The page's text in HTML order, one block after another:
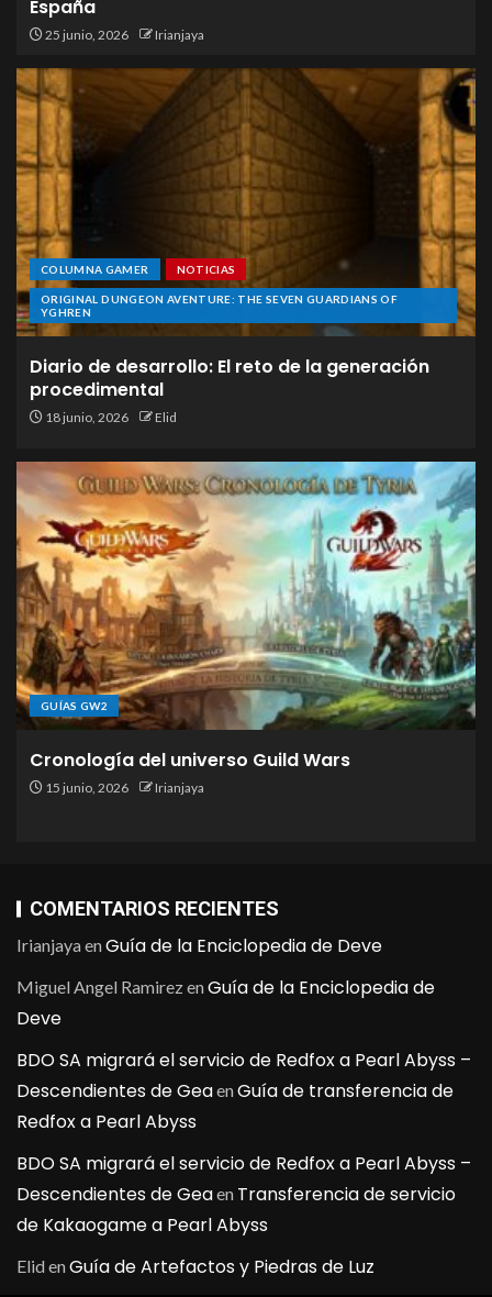
España
25 junio, 2026 Irianjaya
COLUMNA GAMER NOTICIAS
ORIGINAL DUNGEON AVENTURE: THE SEVEN GUARDIANS OF
YGHREN
Diario de desarrollo: El reto de la generación
procedimental
18 junio, 2026 Elid
GUÍAS GW2
Cronología del universo Guild Wars
15 junio, 2026 Irianjaya
COMENTARIOS RECIENTES
IrianjayaenGuía de la Enciclopedia de Deve
Miguel Angel RamirezenGuía de la Enciclopedia de
Deve
BDO SA migrará el servicio de Redfox a Pearl Abyss –
Descendientes de GeaenGuía de transferencia de
Redfox a Pearl Abyss
BDO SA migrará el servicio de Redfox a Pearl Abyss –
Descendientes de Geaen Transferencia de servicio
de Kakaogame a Pearl Abyss
ElidenGuía de Artefactos y Piedras de Luz